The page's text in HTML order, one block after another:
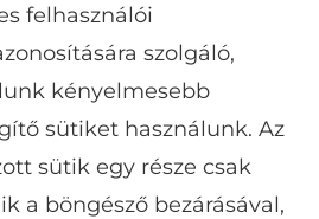
felhasználói
szolgáló,
kényelmesebb
sütiket használunk. Az
sütik egy része csak
a böngésző bezárásával,